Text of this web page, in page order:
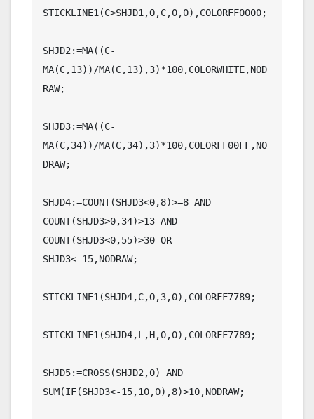
STICKLINE1(C>SHJD1,O,C,0,0),COLORFF0000;
SHJD2:=MA((C-
MA(C,13))/MA(C,13),3)*100,COLORWHITE,NOD
RAW;
SHJD3:=MA((C-
MA(C,34))/MA(C,34),3)*100,COLORFF00FF,NO
DRAW;
SHJD4:=COUNT(SHJD3<0,8)>=8 AND
COUNT(SHJD3>0,34)>13 AND
COUNT(SHJD3<0,55)>30 OR
SHJD3<-15,NODRAW;
STICKLINE1(SHJD4,C,O,3,0),COLORFF7789;
STICKLINE1(SHJD4,L,H,0,0),COLORFF7789;
SHJD5:=CROSS(SHJD2,0) AND
SUM(IF(SHJD3<-15,10,0),8)>10,NODRAW;